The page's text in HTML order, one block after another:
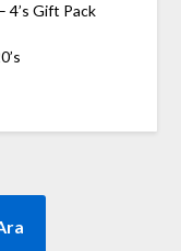
4’s Gift Pack